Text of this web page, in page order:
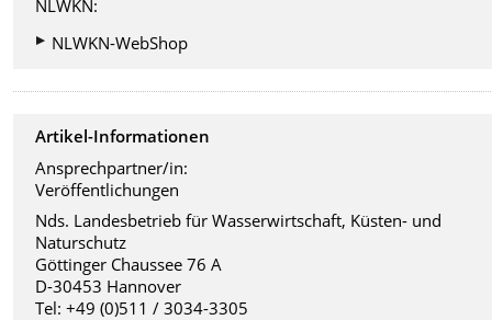
NLWKN:
NLWKN-WebShop
Artikel-Informationen
Ansprechpartner/in:
Veröffentlichungen
Nds. Landesbetrieb für Wasserwirtschaft, Küsten- und
Naturschutz
Göttinger Chaussee 76 A
D-30453 Hannover
Tel: +49 (0)511 / 3034-3305